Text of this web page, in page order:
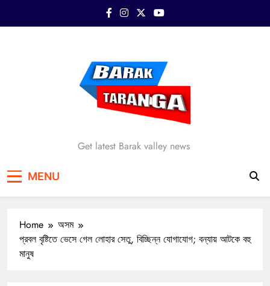
Barak Taranga
Get latest Barak valley news
MENU
Home
অসম
প্রবল বৃষ্টিতে ভেসে গেল লোহার সেতু, বিচ্ছিন্ন যোগাযোগ; বন্যায় আটকে বহু
মানুষ